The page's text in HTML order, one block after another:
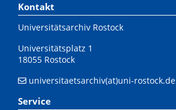
Kontakt
Universitätsarchiv Rostock
Universitätsplatz 1
18055 Rostock
universitaetsarchiv(at)uni-rostock.de
Service